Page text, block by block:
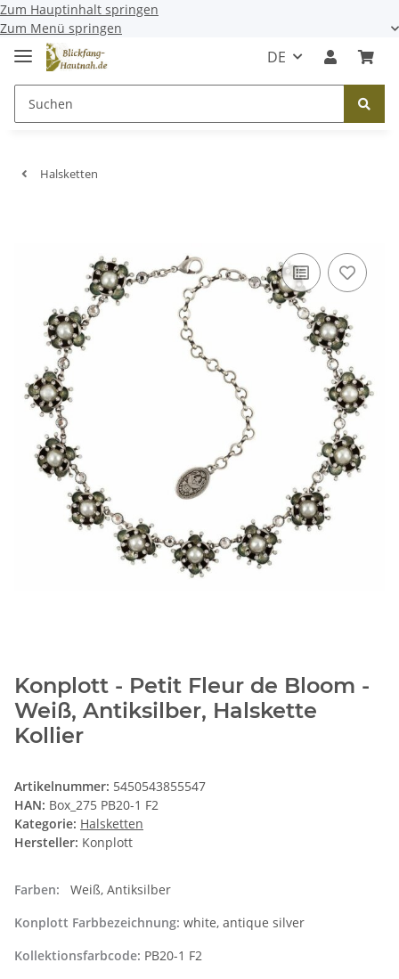
Zum Hauptinhalt springen
Zum Menü springen
DE
Halsketten
Konplott - Petit Fleur de Bloom -
Weiß, Antiksilber, Halskette
Kollier
Artikelnummer: 5450543855547
HAN: Box_275 PB20-1 F2
Kategorie: Halsketten
Hersteller: Konplott
Farben:
Weiß, Antiksilber
Konplott Farbbezeichnung: white, antique silver
Kollektionsfarbcode: PB20-1 F2